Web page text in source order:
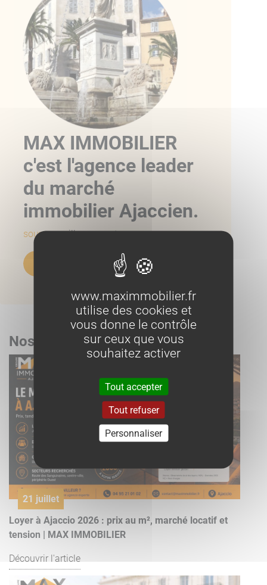
MAX IMMOBILIER
c'est l'agence leader
du marché
immobilier Ajaccien.
source:meilleursagents.com
Découvrir nos villas à la vente
Nos derniers articles
21 juillet
Loyer à Ajaccio 2026 : prix au m², marché locatif et
tension | MAX IMMOBILIER
Découvrir l'article
www.maximmobilier.fr
utilise des cookies et
vous donne le contrôle
sur ceux que vous
souhaitez activer
Tout accepter
Tout refuser
Personnaliser